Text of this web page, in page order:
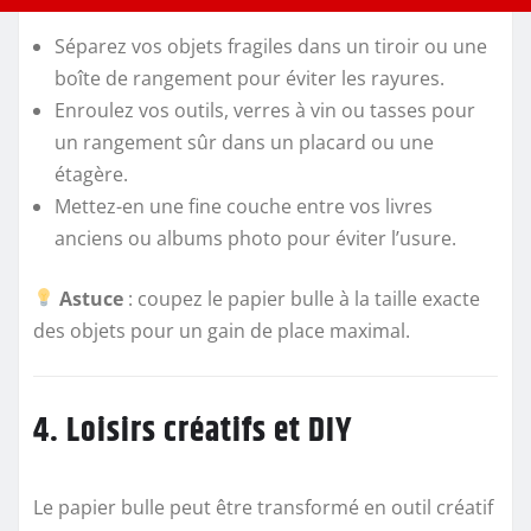
Séparez vos objets fragiles dans un tiroir ou une
boîte de rangement pour éviter les rayures.
Enroulez vos outils, verres à vin ou tasses pour
un rangement sûr dans un placard ou une
étagère.
Mettez-en une fine couche entre vos livres
anciens ou albums photo pour éviter l’usure.
Astuce : coupez le papier bulle à la taille exacte
des objets pour un gain de place maximal.
4. Loisirs créatifs et DIY
Le papier bulle peut être transformé en outil créatif